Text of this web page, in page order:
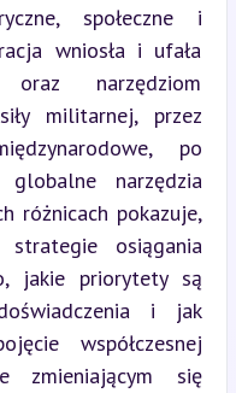
społeczne i
wniosła i ufała
oraz narzędziom
militarnej, przez
po
narzędzia
różnicach pokazuje,
osiągania
jakie priorytety są
i jak
współczesnej
zmieniającym się